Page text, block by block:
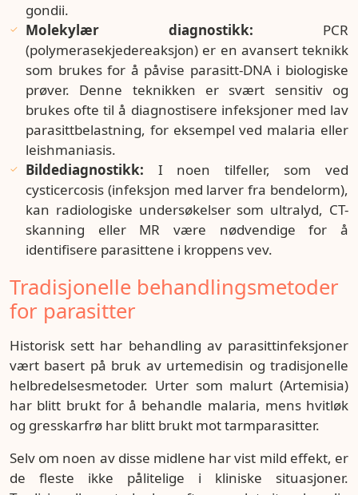
gondii.
Molekylær diagnostikk: PCR
(polymerasekjedereaksjon) er en avansert teknikk
som brukes for å påvise parasitt-DNA i biologiske
prøver. Denne teknikken er svært sensitiv og
brukes ofte til å diagnostisere infeksjoner med lav
parasittbelastning, for eksempel ved malaria eller
leishmaniasis.
Bildediagnostikk: I noen tilfeller, som ved
cysticercosis (infeksjon med larver fra bendelorm),
kan radiologiske undersøkelser som ultralyd, CT-
skanning eller MR være nødvendige for å
identifisere parasittene i kroppens vev.
Tradisjonelle behandlingsmetoder
for parasitter
Historisk sett har behandling av parasittinfeksjoner
vært basert på bruk av urtemedisin og tradisjonelle
helbredelsesmetoder. Urter som malurt (Artemisia)
har blitt brukt for å behandle malaria, mens hvitløk
og gresskarfrø har blitt brukt mot tarmparasitter.
Selv om noen av disse midlene har vist mild effekt, er
de fleste ikke pålitelige i kliniske situasjoner.